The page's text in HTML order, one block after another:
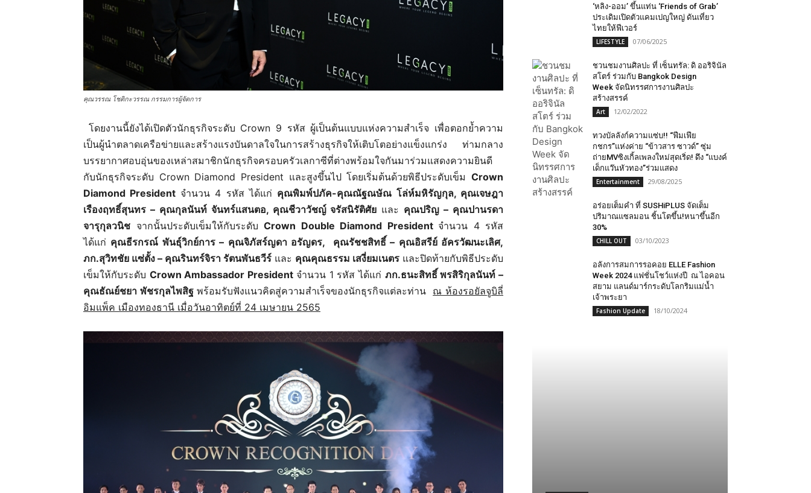
คุณวรรณ โชติกะวรรณ กรรมการผู้จัดการ
โดยงานนี้ยังได้เปิดตัวนักธุรกิจระดับ Crown 9 รหัส ผู้เป็นต้นแบบแห่งความสำเร็จ เพื่อตอกย้ำความ
เป็นผู้นำตลาดเครือข่ายและสร้างแรงบันดาลใจในการสร้างธุรกิจให้เติบโตอย่างแข็งแกร่ง ท่ามกลาง
บรรยากาศอบอุ่นของเหล่าสมาชิกนักธุรกิจครอบครัวเลกาซีที่ต่างพร้อมใจกันมาร่วมแสดงความยินดี
กับนักธุรกิจระดับ Crown Diamond President และสูงขึ้นไป โดยเริ่มต้นด้วยพิธีประดับเข็ม Crown
Diamond President จำนวน 4 รหัส ได้แก่ คุณพิมพ์ปภัค-คุณณัฐณษัณ โล่ห์มหิรัญกุล, คุณเจษฎา
เรืองฤทธิ์สุนทร – คุณกุลนันท์ จันทร์แสนตอ, คุณชีวาวัชญ์ จรัสนิรัติศัย และ คุณปริญ – คุณปานรดา
จารุกุลวนิช จากนั้นประดับเข็มให้กับระดับ Crown Double Diamond President จำนวน 4 รหัส
ได้แก่ คุณธีรกรณ์ พันธุ์วิกย์การ – คุณจิภัสร์ญดา อรัญดร, คุณรัชชสิทธิ์ – คุณอิสรีย์ อัครวัฒนะเลิศ,
ภก.สุวิทชัย แซ่ตั้ง – คุณรินทร์จิรา รัตนพันธวีร์ และ คุณคุณธรรม เสงี่ยมเนตร และปิดท้ายกับพิธีประดับ
เข็มให้กับระดับ Crown Ambassador President จำนวน 1 รหัส ได้แก่ ภก.ธนะสิทธิ์ พรสิริกุลนันท์ –
คุณธัณย์ชยา พัชรกุลไพสิฐ พร้อมรับฟังแนวคิดสู่ความสำเร็จของนักธุรกิจแต่ละท่าน ณ ห้องรอยัลจูบิลี่
อิมแพ็ค เมืองทองธานี เมื่อวันอาทิตย์ที่ 24 เมษายน 2565
‘หลิง-ออม’ ขึ้นแท่น ‘Friends of Grab’
ประเดิมเปิดตัวแคมเปญใหญ่ ดันเที่ยว
ไทยให้ฟีเวอร์
LIFESTYLE 07/06/2025
ชวนชม​งานศิลปะ​ ที่​ เซ็นทรัล: ดิ ออริจินัล
สโตร์ ร่วมกับ Bangkok Design
Week จัดนิทรรศการงานศิลปะ
สร้างสรรค์
Art 12/02/2022
ทวงบัลลังก์ความแซ่บ!! “ฟีมเฟีย
กชกร”แห่งค่าย “ข้าวสาร ซาวด์” ซุ่ม
ถ่ายMVซิงเกิ้ลเพลงใหม่สุดเริ่ด! ดึง “แบงค์
เด็กแว๊นหัวทอง”ร่วมแสดง
Entertainment 29/08/2025
อร่อยเต็มคำ ที่ SUSHiPLUS จัดเต็ม
ปริมาณแซลมอน ชิ้นโตขึ้น!หนาขึ้นอีก
30%
CHILL OUT 03/10/2023
อลังการสมการรอคอย ELLE Fashion
Week 2024 แฟชั่นโชว์แห่งปี ณ ไอคอน
สยาม แลนด์มาร์กระดับโลกริมแม่น้ำ
เจ้าพระยา
Fashion Update 18/10/2024